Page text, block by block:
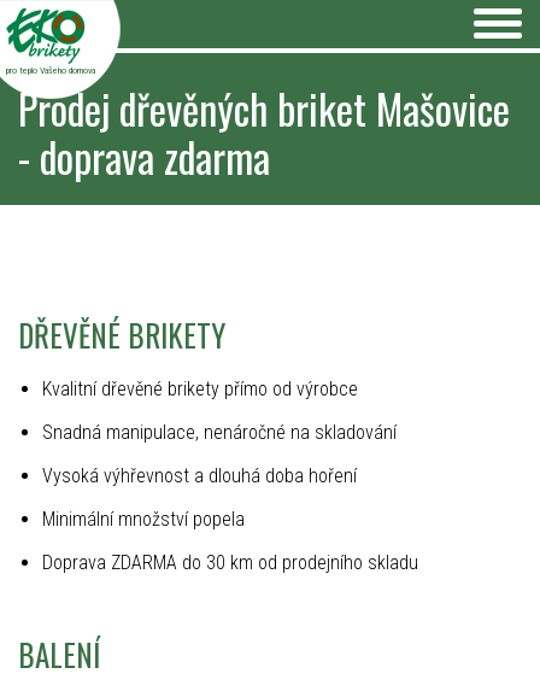
pro teplo Vašeho domova
Prodej dřevěných briket Mašovice
- doprava zdarma
DŘEVĚNÉ BRIKETY
Kvalitní dřevěné brikety přímo od výrobce
Snadná manipulace, nenáročné na skladování
Vysoká výhřevnost a dlouhá doba hoření
Minimální množství popela
Doprava ZDARMA do 30 km od prodejního skladu
BALENÍ